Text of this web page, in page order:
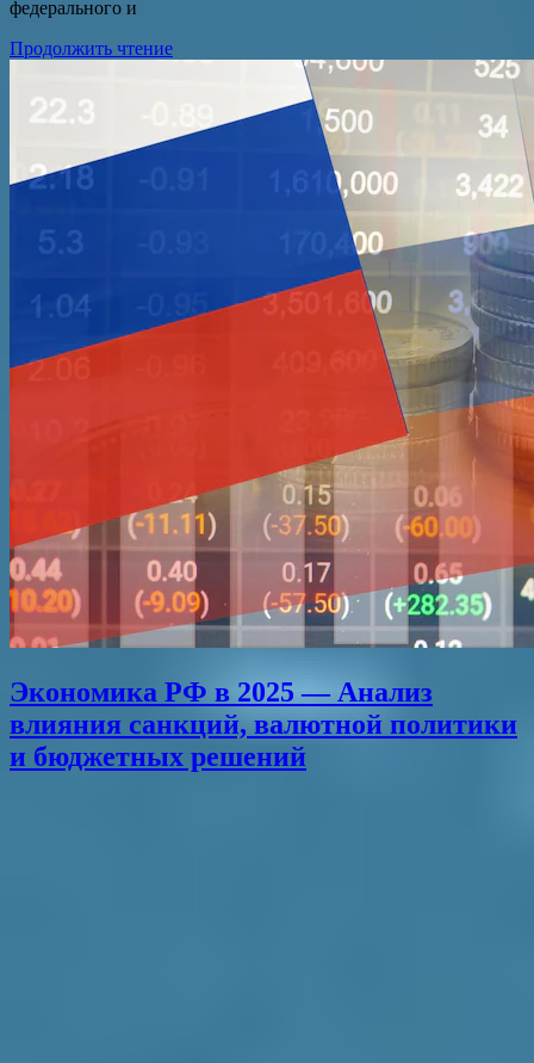
федерального и
Продолжить чтение
Экономика РФ в 2025 — Анализ
влияния санкций, валютной политики
и бюджетных решений